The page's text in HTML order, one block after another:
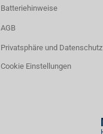
Batteriehinweise
AGB
Privatsphäre und Datenschutz
Cookie Einstellungen